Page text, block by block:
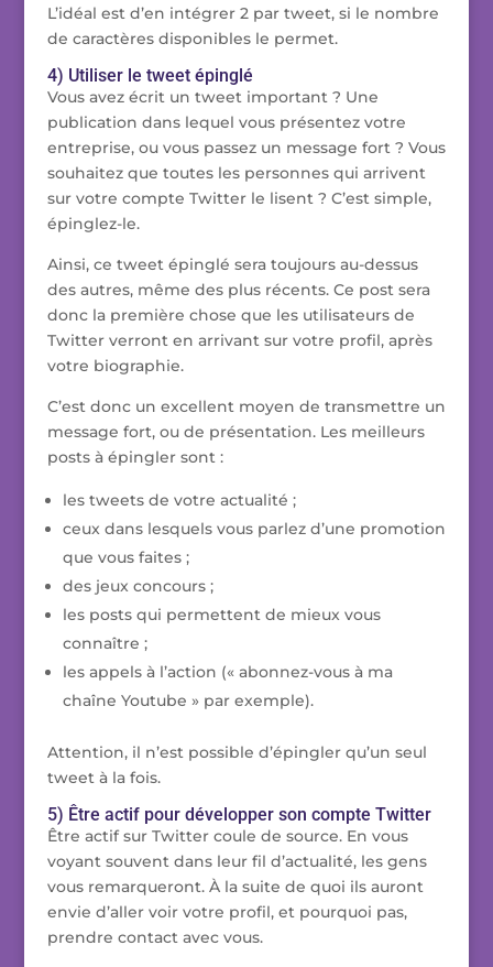
L’idéal est d’en intégrer 2 par tweet, si le nombre
de caractères disponibles le permet.
4) Utiliser le tweet épinglé
Vous avez écrit un tweet important ? Une
publication dans lequel vous présentez votre
entreprise, ou vous passez un message fort ? Vous
souhaitez que toutes les personnes qui arrivent
sur votre compte Twitter le lisent ? C’est simple,
épinglez-le.
Ainsi, ce tweet épinglé sera toujours au-dessus
des autres, même des plus récents. Ce post sera
donc la première chose que les utilisateurs de
Twitter verront en arrivant sur votre profil, après
votre biographie.
C’est donc un excellent moyen de transmettre un
message fort, ou de présentation. Les meilleurs
posts à épingler sont :
les tweets de votre actualité ;
ceux dans lesquels vous parlez d’une promotion
que vous faites ;
des jeux concours ;
les posts qui permettent de mieux vous
connaître ;
les appels à l’action (« abonnez-vous à ma
chaîne Youtube » par exemple).
Attention, il n’est possible d’épingler qu’un seul
tweet à la fois.
5) Être actif pour développer son compte Twitter
Être actif sur Twitter coule de source. En vous
voyant souvent dans leur fil d’actualité, les gens
vous remarqueront. À la suite de quoi ils auront
envie d’aller voir votre profil, et pourquoi pas,
prendre contact avec vous.